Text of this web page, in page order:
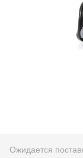
Ожидается